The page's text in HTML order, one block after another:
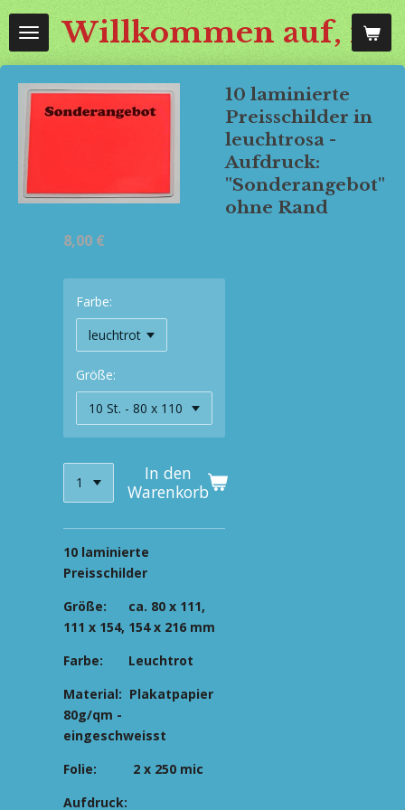
Zum
HauptinhaltWillkommen auf,
10 laminierte
Preisschilder in
leuchtrosa -
Aufdruck:
"Sonderangebot"
ohne Rand
8,00 €
Farbe:
Größe:
In den
Warenkorb
10 laminierte
Preisschilder
Größe: ca. 80 x 111,
111 x 154, 154 x 216 mm
Farbe: Leuchtrot
Material: Plakatpapier
80g/qm -
eingeschweisst
Folie: 2 x 250 mic
Aufdruck: